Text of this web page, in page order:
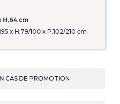
H.64 cm
x H.79/100 x P.102/210 cm
CAS DE PROMOTION